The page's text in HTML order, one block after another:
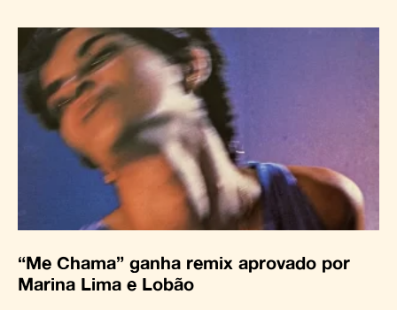
“Me Chama” ganha remix aprovado por
Marina Lima e Lobão